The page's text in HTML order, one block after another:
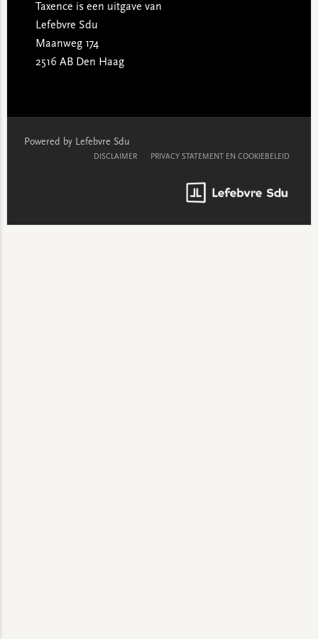
Taxence is een uitgave van
Lefebvre Sdu
Maanweg 174
2516 AB Den Haag
Powered by Lefebvre Sdu
DISCLAIMER PRIVACY STATEMENT EN COOKIEBELEID